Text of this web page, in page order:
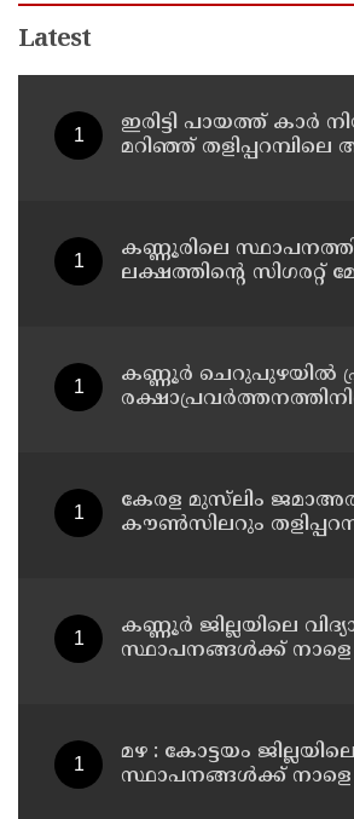
Latest
ഇരിട്ടി പായത്ത് കാർ
മറിഞ്ഞ് തളിപ്പറമ്പിലെ
കണ്ണൂരിലെ
ലക്ഷത്തിന്റെ സിഗരറ്റ്
കണ്ണൂർ ചെറുപുഴയിൽ
കേരള മുസ്‌ലിം
കൗൺസിലറും
കണ്ണൂർ ജില്ലയിലെ
സ്ഥാപനങ്ങള്‍ക്ക് നാളെ
മഴ : കോട്ടയം
സ്ഥാപനങ്ങൾക്ക്